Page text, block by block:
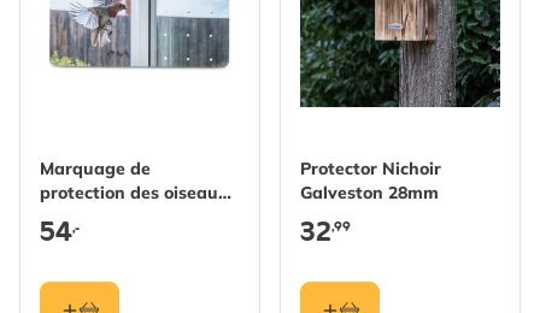
Marquage de
protection des oiseaux
SEEN Elements 25m
54,-
Protector Nichoir
Galveston 28mm
32,99